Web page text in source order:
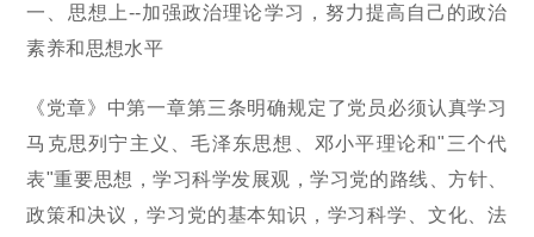
一、思想上--加强政治理论学习，努力提高自己的政治
素养和思想水平
《党章》中第一章第三条明确规定了党员必须认真学习
马克思列宁主义、毛泽东思想、邓小平理论和"三个代
表"重要思想，学习科学发展观，学习党的路线、方针、
政策和决议，学习党的基本知识，学习科学、文化、法